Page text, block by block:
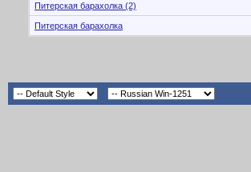
Питерская барахолка (2)
Питерская барахолка